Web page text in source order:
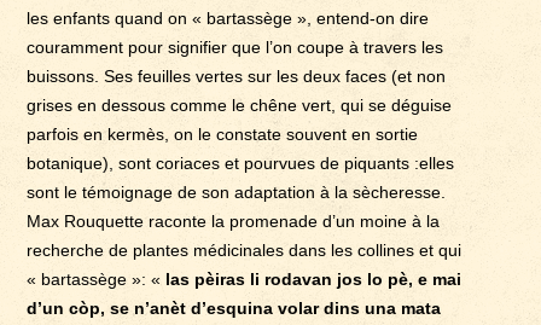
les enfants quand on « bartassège », entend-on dire
couramment pour signifier que l’on coupe à travers les
buissons. Ses feuilles vertes sur les deux faces (et non
grises en dessous comme le chêne vert, qui se déguise
parfois en kermès, on le constate souvent en sortie
botanique), sont coriaces et pourvues de piquants :elles
sont le témoignage de son adaptation à la sècheresse.
Max Rouquette raconte la promenade d’un moine à la
recherche de plantes médicinales dans les collines et qui
« bartassège »: « las pèiras li rodavan jos lo pè, e mai
d’un còp, se n’anèt d’esquina volar dins una mata